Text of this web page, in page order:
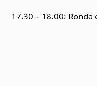
17.30 – 18.00: